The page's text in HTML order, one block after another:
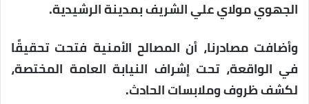
الجهوي مولاي علي الشريف بمدينة الرشيدية.
وأضافت مصادرنا، أن المصالح الأمنية فتحت تحقيقًا
في الواقعة، تحت إشراف النيابة العامة المختصة،
لكشف ظروف وملابسات الحادث.